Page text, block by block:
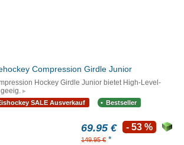
Compression Girdle Junior
Hockey Girdle Junior bietet High-Level-
SALE Ausverkauf Bestseller
69.95 €
149.95 € *
- 53 %